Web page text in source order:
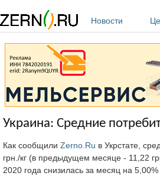
Новости
Украина: Средние
Как сообщили Zerno.Ru в Укрстате,
грн./кг (в предыдущем месяце - 11,22
2020 года снизилась за месяц на